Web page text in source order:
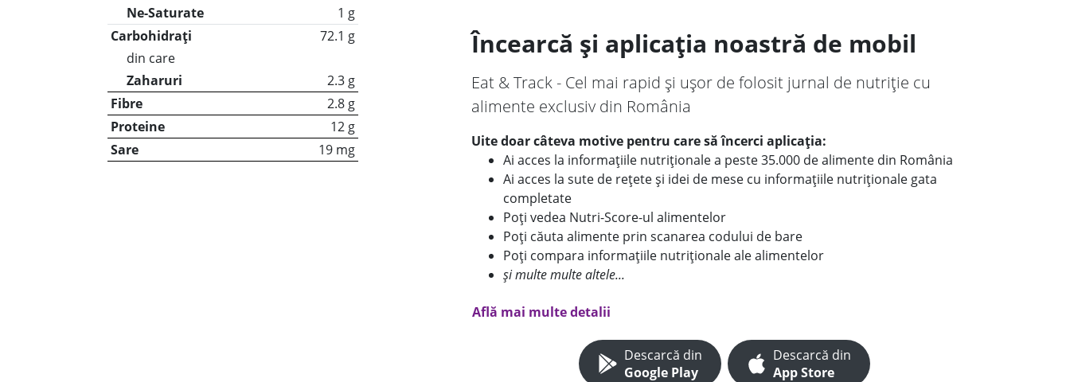
Ne-Saturate
1 g
Carbohidrați
72.1 g
din care
Zaharuri
2.3 g
Fibre
2.8 g
Proteine
12 g
Sare
19 mg
Încearcă și aplicația noastră de mobil
Eat & Track - Cel mai rapid și ușor de folosit jurnal de nutriție cu
alimente exclusiv din România
Uite doar câteva motive pentru care să încerci aplicația:
Ai acces la informațiile nutriționale a peste 35.000 de alimente din România
Ai acces la sute de rețete și idei de mese cu informațiile nutriționale gata
completate
Poți vedea Nutri-Score-ul alimentelor
Poți căuta alimente prin scanarea codului de bare
Poți compara informațiile nutriționale ale alimentelor
și multe multe altele...
Află mai multe detalii
Descarcă din
Google Play
Descarcă din
App Store